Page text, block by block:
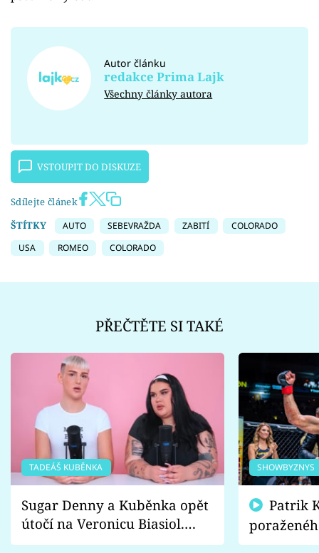
Autor článku
redakce Prima Lajk
Všechny články autora
VSTOUPIT DO DISKUZE
Sdílejte článek
ŠTÍTKY
AUTO SEBEVRAŽDA ZABITÍ
COLORADO
USA
ROMEO COLORADO
PŘEČTĚTE SI TAKÉ
TADEÁŠ KUBĚNKA
Sugar Denny a Kuběnka opět
útočí na Veronicu Biasiol.
Proč je podle nich falešná a
SHOWBYZNYS
fanoušci